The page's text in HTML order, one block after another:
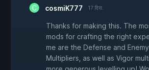
cosmiK777 17 दिस.
Thanks for making this. The
mods for crafting the right
me are the Defense and
Multipliers, as well as Vigor